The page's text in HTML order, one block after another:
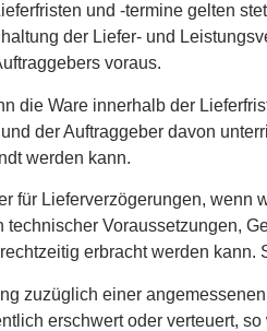
und -termine gelten
der Liefer- und
voraus.
die Ware innerhalb der
der Auftraggeber davon
werden kann.
für Lieferverzögerungen,
Voraussetzungen,
erbracht werden kann.
zuzüglich einer
erschwert oder verteuert,